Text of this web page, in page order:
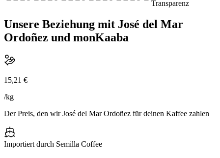
Transparenz
Unsere Beziehung mit José del Mar
Ordoñez und monKaaba
15,21 €
/kg
Der Preis, den wir José del Mar Ordoñez für deinen Kaffee zahlen
Importiert durch Semilla Coffee